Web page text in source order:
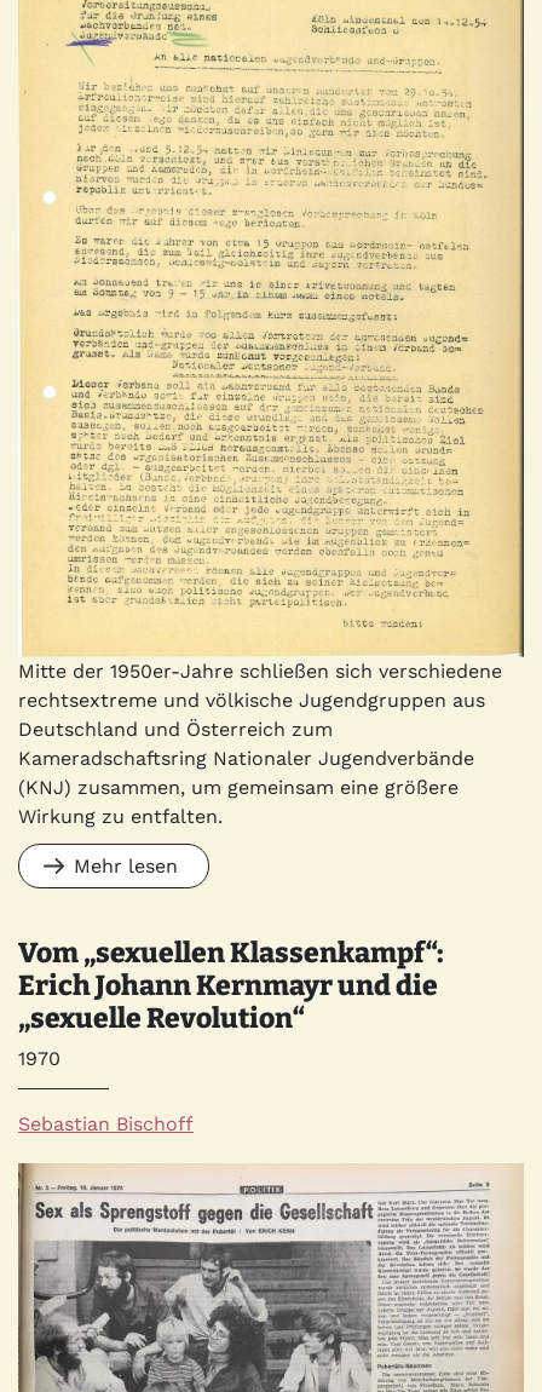
Mitte der 1950er-Jahre schließen sich verschiedene
rechtsextreme und völkische Jugendgruppen aus
Deutschland und Österreich zum
Kameradschaftsring Nationaler Jugendverbände
(KNJ) zusammen, um gemeinsam eine größere
Wirkung zu entfalten.
Mehr lesen
Vom „sexuellen Klassenkampf“:
Erich Johann Kernmayr und die
„sexuelle Revolution“
Jahr
1970
Autor*innen
Sebastian Bischoff
Quelle
Bild